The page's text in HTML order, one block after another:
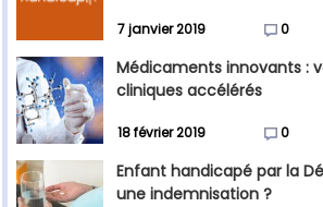
7 janvier 2019 0
Médicaments innovants :
cliniques accélérés
18 février 2019 0
Enfant handicapé par la
une indemnisation ?